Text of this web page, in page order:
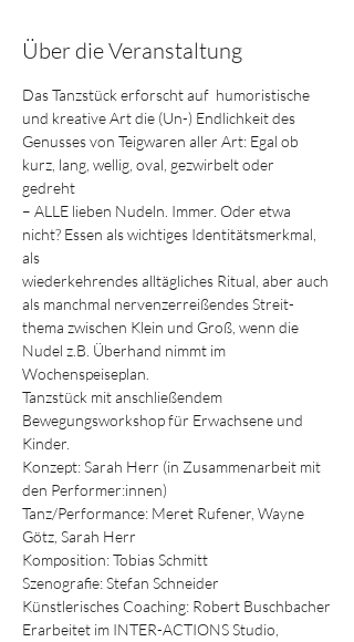
Über die Veranstaltung
Das Tanzstück erforscht auf  humoristische
und kreative Art die (Un-) Endlichkeit des
Genusses von Teigwaren aller Art: Egal ob
kurz, lang, wellig, oval, gezwirbelt oder
gedreht
– ALLE lieben Nudeln. Immer. Oder etwa
nicht? Essen als wichtiges Identitätsmerkmal,
als
wiederkehrendes alltägliches Ritual, aber auch
als manchmal nervenzerreißendes Streit-
thema zwischen Klein und Groß, wenn die
Nudel z.B. Überhand nimmt im
Wochenspeiseplan.
Tanzstück mit anschließendem
Bewegungsworkshop für Erwachsene und
Kinder.
Konzept: Sarah Herr (in Zusammenarbeit mit
den Performer:innen)
Tanz/Performance: Meret Rufener, Wayne
Götz, Sarah Herr
Komposition: Tobias Schmitt
Szenografie: Stefan Schneider
Künstlerisches Coaching: Robert Buschbacher
Erarbeitet im INTER-ACTIONS Studio,